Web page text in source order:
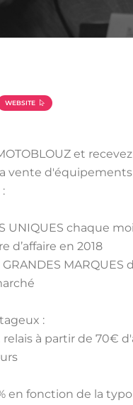
WEBSITE
et recevez
la vente
UNIQUES chaque
d’affaire en 2018
MARQUES
:
à partir de 70€
en fonction de la